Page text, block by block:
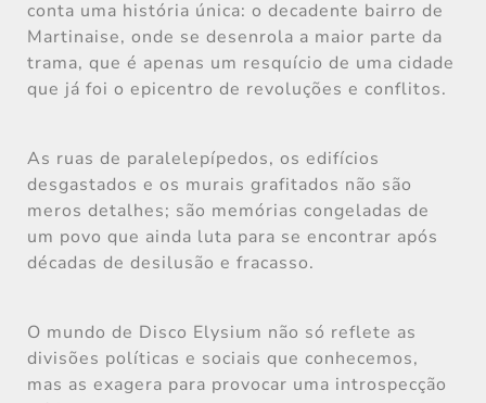
conta uma história única: o decadente bairro de
Martinaise, onde se desenrola a maior parte da
trama, que é apenas um resquício de uma cidade
que já foi o epicentro de revoluções e conflitos.
As ruas de paralelepípedos, os edifícios
desgastados e os murais grafitados não são
meros detalhes; são memórias congeladas de
um povo que ainda luta para se encontrar após
décadas de desilusão e fracasso.
O mundo de Disco Elysium não só reflete as
divisões políticas e sociais que conhecemos,
mas as exagera para provocar uma introspecção